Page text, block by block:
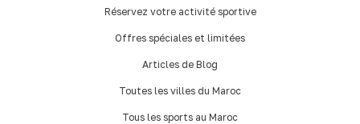
Réservez votre activité sportive
Offres spéciales et limitées
Articles de Blog
Toutes les villes du Maroc
Tous les sports au Maroc